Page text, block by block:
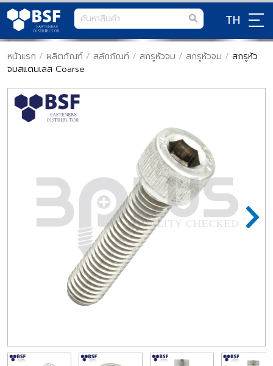
TH
หน้าแรก / ผลิตภัณฑ์ / สลักภัณฑ์ / สกรูหัวจม / สกรูหัวจม / สกรูหัว
จมสแตนเลส Coarse